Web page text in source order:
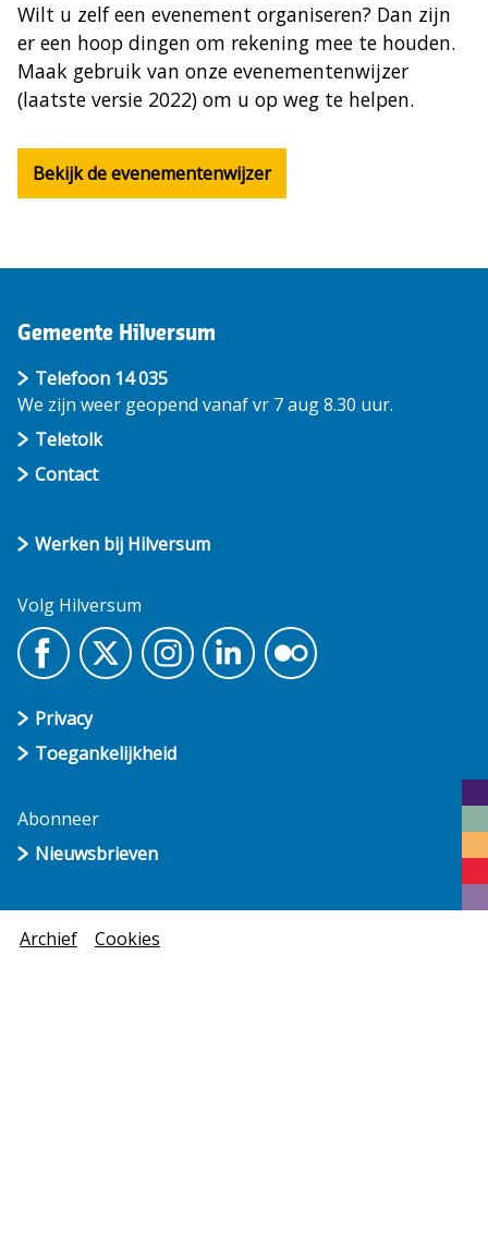
Wilt u zelf een evenement organiseren? Dan zijn
er een hoop dingen om rekening mee te houden.
Maak gebruik van onze evenementenwijzer
(laatste versie 2022) om u op weg te helpen.
Bekijk de evenementenwijzer
Gemeente Hilversum
Telefoon 14 035
We zijn weer geopend vanaf vr 7 aug 8.30 uur.
Teletolk
Contact
Werken bij Hilversum
Volg Hilversum
Privacy
Toegankelijkheid
Abonneer
Nieuwsbrieven
Archief Cookies